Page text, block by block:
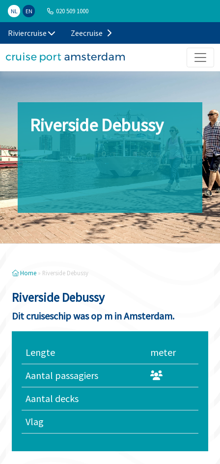
NL EN 020 509 1000
Riviercruise Zeecruise
Riverside Debussy
Home » Riverside Debussy
Riverside Debussy
Dit cruiseschip was op m in Amsterdam.
Lengte
meter
Aantal passagiers
Aantal decks
Vlag